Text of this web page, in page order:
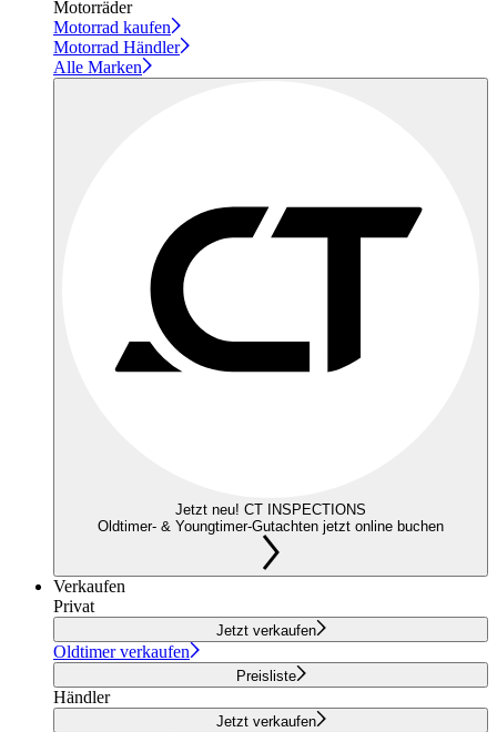
Motorräder
Motorrad kaufen
Motorrad Händler
Alle Marken
Jetzt neu! CT INSPECTIONS
Oldtimer- & Youngtimer-Gutachten jetzt online buchen
Verkaufen
Privat
Jetzt verkaufen
Oldtimer verkaufen
Preisliste
Händler
Jetzt verkaufen